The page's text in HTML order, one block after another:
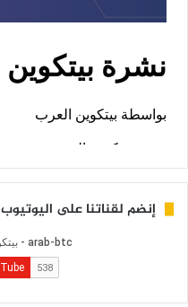
إنضم لقناتنا على اليوتيوب